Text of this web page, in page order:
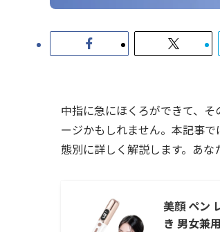
中指に急にほくろができて、
ージかもしれません。本記事
態別に詳しく解説します。あな
美顔 ペン
き 男女兼